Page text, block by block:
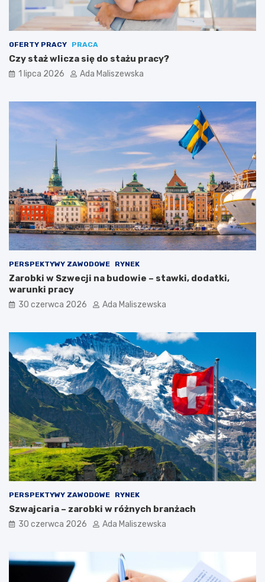
OFERTY PRACY PRACA
Czy staż wlicza się do stażu pracy?
1 lipca 2026 Ada Maliszewska
PERSPEKTYWY ZAWODOWE RYNEK
Zarobki w Szwecji na budowie – stawki, dodatki,
warunki pracy
30 czerwca 2026 Ada Maliszewska
PERSPEKTYWY ZAWODOWE RYNEK
Szwajcaria – zarobki w różnych branżach
30 czerwca 2026 Ada Maliszewska